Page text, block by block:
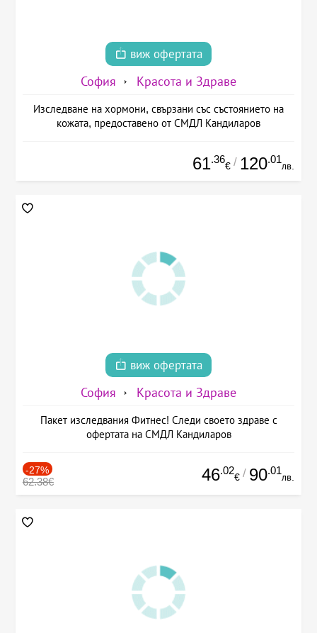
виж офертата
София Красота и Здраве
Изследване на хормони, свързани със състоянието на
кожата, предоставено от СМДЛ Кандиларов
61.36
€ / 120.01
лв.
виж офертата
София Красота и Здраве
Пакет изследвания Фитнес! Следи своето здраве с
офертата на СМДЛ Кандиларов
-27%
62.38€ 46.02
€ / 90.01
лв.